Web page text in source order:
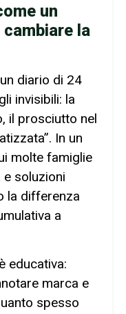
un
la
diario di 24
invisibili: la
il prosciutto nel
In un
molte famiglie
soluzioni
la differenza
a
educativa:
marca e
spesso